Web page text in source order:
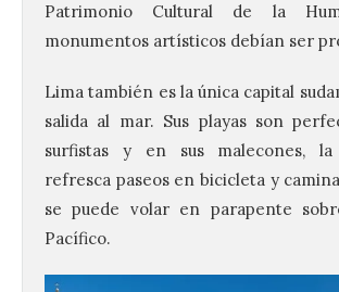
Patrimonio Cultural de la
monumentos artísticos debían ser
Lima también es la única capital
salida al mar. Sus playas son
surfistas y en sus malecones, la
refresca paseos en bicicleta y
se puede volar en parapente
Pacífico.